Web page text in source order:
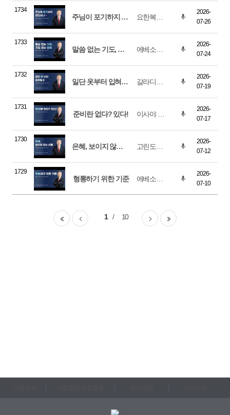
1734
주님이 포기하지 않으시니...
2026-
07-26
1733
말씀 없는 기도, 기도 없는 말씀
2026-
07-24
1732
일단 옷부터 입혀 놓고!
2026-
07-19
1731
준비란 없다? 있다!
2026-
07-17
1730
은혜, 보이지 않는 선물
2026-
07-12
1729
형통하기 위한 기준
2026-
07-10
1 10